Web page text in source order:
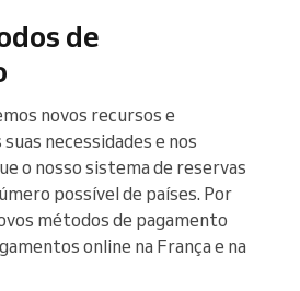
de
novos recursos e
necessidades e nos
o nosso sistema de reservas
possível de países. Por
métodos de pagamento
online na França e na